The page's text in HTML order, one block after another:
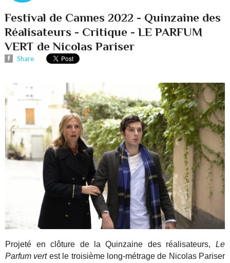
Festival de Cannes 2022 - Quinzaine des
Réalisateurs - Critique - LE PARFUM
VERT de Nicolas Pariser
Share
Projeté en clôture de la Quinzaine des réalisateurs, Le
Parfum vert est le troisième long-métrage de Nicolas Pariser